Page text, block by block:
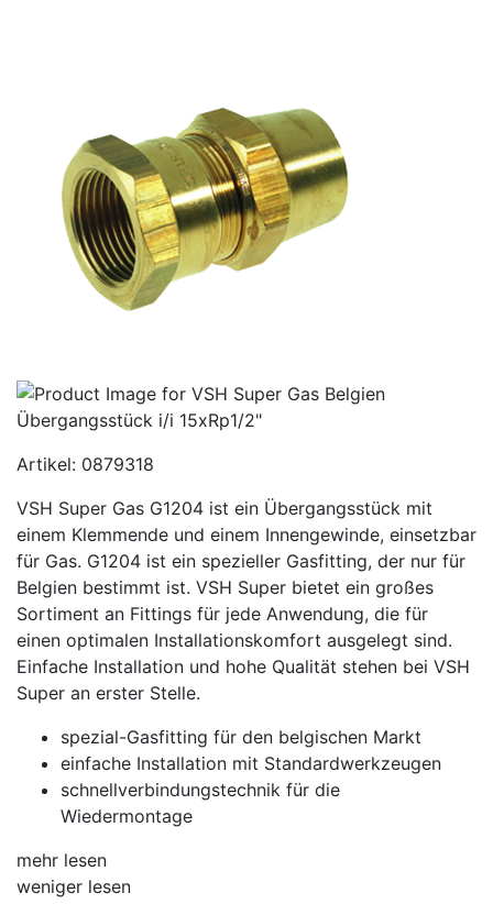
Artikel: 0879318
VSH Super Gas G1204 ist ein Übergangsstück mit
einem Klemmende und einem Innengewinde, einsetzbar
für Gas. G1204 ist ein spezieller Gasfitting, der nur für
Belgien bestimmt ist. VSH Super bietet ein großes
Sortiment an Fittings für jede Anwendung, die für
einen optimalen Installationskomfort ausgelegt sind.
Einfache Installation und hohe Qualität stehen bei VSH
Super an erster Stelle.
spezial-Gasfitting für den belgischen Markt
einfache Installation mit Standardwerkzeugen
schnellverbindungstechnik für die
Wiedermontage
mehr lesen
weniger lesen